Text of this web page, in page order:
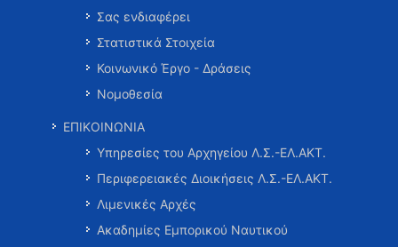
Σας ενδιαφέρει
Στατιστικά Στοιχεία
Κοινωνικό Έργο - Δράσεις
Νομοθεσία
ΕΠΙΚΟΙΝΩΝΙΑ
Υπηρεσίες του Αρχηγείου Λ.Σ.-ΕΛ.ΑΚΤ.
Περιφερειακές Διοικήσεις Λ.Σ.-ΕΛ.ΑΚΤ.
Λιμενικές Αρχές
Ακαδημίες Εμπορικού Ναυτικού